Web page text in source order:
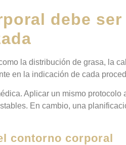
debe ser
la distribución de grasa, la
en la indicación de cada
Aplicar un mismo protocolo
En cambio, una
contorno corporal